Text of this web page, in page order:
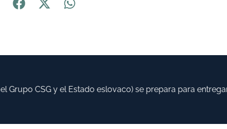
Grupo CSG y el Estado eslovaco) se prepara para